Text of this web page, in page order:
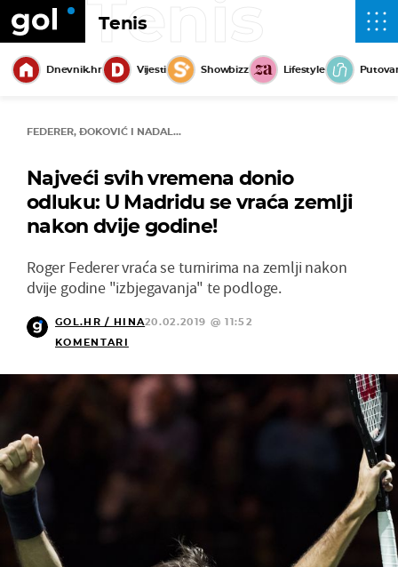
Tenis
Tenis
Dnevnik.hr Vijesti Showbizz Lifestyle
FEDERER, ĐOKOVIĆ I NADAL...
Najveći svih vremena donio
odluku: U Madridu se vraća zemlji
nakon dvije godine!
Roger Federer vraća se turnirima na zemlji nakon
dvije godine "izbjegavanja" te podloge.
GOL.HR / HINA20.02.2019 @ 11:52
KOMENTARI